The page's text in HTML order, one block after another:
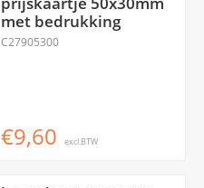
met bedrukking
C27905300
€9,60 excl.BTW